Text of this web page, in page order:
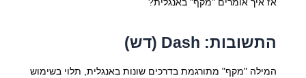
התשובות: Dash (דש)
המילה "מקף" מתורגמת בדרכים שונות באנגלית, תלוי בשימוש